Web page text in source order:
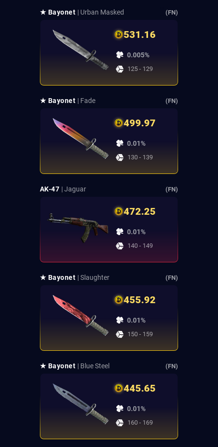
★ Bayonet | Urban Masked (FN)
531.16
0.005%
125 - 129
★ Bayonet | Fade (FN)
499.97
0.01%
130 - 139
AK-47 | Jaguar (FN)
472.25
0.01%
140 - 149
★ Bayonet | Slaughter (FN)
455.92
0.01%
150 - 159
★ Bayonet | Blue Steel (FN)
445.65
0.01%
160 - 169